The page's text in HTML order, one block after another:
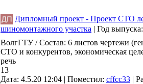
Дипломный проект - Проект СТО
шиномонтажного участка | Год
ВолгГТУ / Состав: 6 листов чертежи
СТО и конкурентов, экономическая
речь
13
Дата: 4.5.20 12:04 | Поместил: cffcc33 |